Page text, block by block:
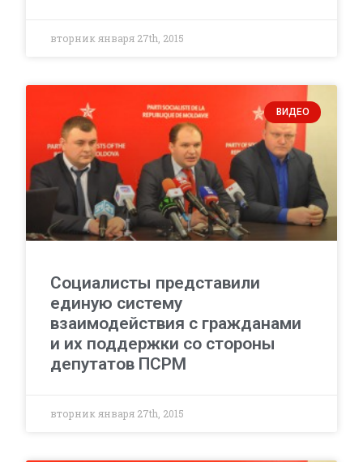
вторник января 27th, 2015
ВИДЕО
Социалисты представили
единую систему
взаимодействия с гражданами
и их поддержки со стороны
депутатов ПСРМ
вторник января 27th, 2015